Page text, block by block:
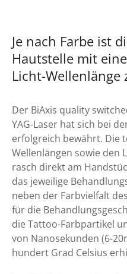
Je nach Farbe ist
Hautstelle mit
Licht-Wellenlänge
Der BiAxis quality
YAG-Laser hat sich bei
erfolgreich bewährt. Die
Wellenlängen sowie den
rasch direkt am
das jeweilige
neben der Farbvielfalt
für die
die Tattoo-Farbpartikel
von Nanosekunden (6-
hundert Grad Celsius